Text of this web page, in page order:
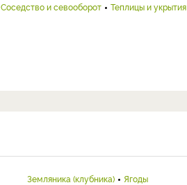
Соседство и севооборот Теплицы и укрытия
Земляника (клубника) Ягоды